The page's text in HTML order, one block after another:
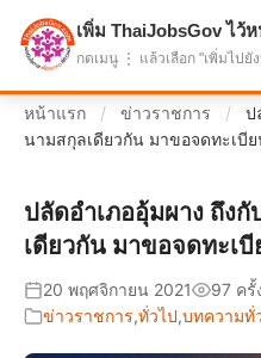
แบ่งปันโอกาส เพื่ออนาคต
หน้าแรก / ข่าวราชการ /
ป
นามสกุลเดียวกัน มาขอจดทะเบี
ปลัดอำเภออุ้มผาง ถึง
เดียวกัน มาขอจดทะเ
20 พฤศจิกายน 2021
97 ครั้
ข่าวราชการ,ทั่วไป,บทความทั่
เพิ่ม ThaiJobsGov ไว้
กดเมนู ⋮ แล้วเลือก "เพิ่มไปยั